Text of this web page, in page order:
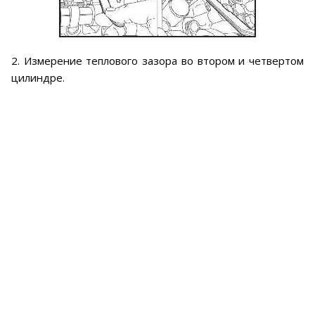
2. Измерение теплового зазора во втором и четвертом
цилиндре.